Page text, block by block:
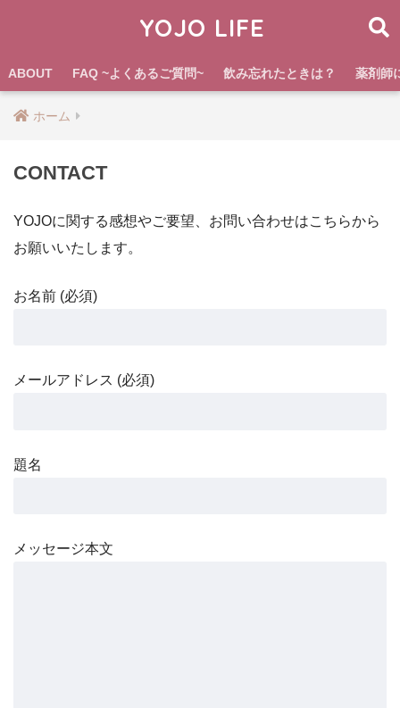
YOJO LIFE
ABOUT FAQ ~よくあるご質問~ 飲み忘れたときは？ 薬剤師
ホーム
CONTACT
YOJOに関する感想やご要望、お問い合わせはこちらから
お願いいたします。
お名前 (必須)
メールアドレス (必須)
題名
メッセージ本文